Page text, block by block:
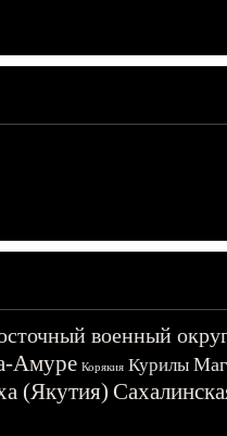
военный
Амуре Корякия Курилы
(Якутия)